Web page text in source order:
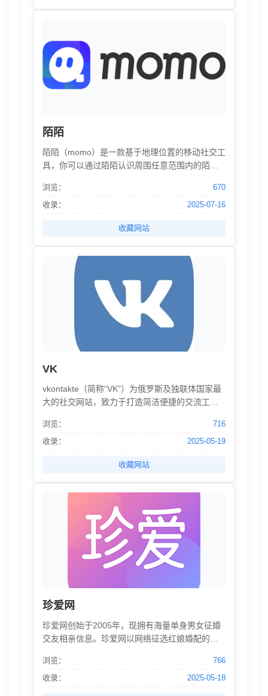
陌陌
陌陌（momo）是一款基于地理位置的移动社交工
具，你可以通过陌陌认识周围任意范围内的陌生
动。通过陌陌，你可以非常及时的将网络关系转
换为线下的真实关系。
浏览：
670
收录：
2025-07-16
收藏网站
VK
vkontakte（简称“VK”）为俄罗斯及独联体国家最
大的社交网站，致力于打造简洁便捷的交流工
浏览：
716
收录：
2025-05-19
收藏网站
珍爱网
珍爱网创始于2005年，现拥有海量单身男女征婚
交友相亲信息。珍爱网以网络征选红娘婚配的服
婚交友相亲平台。开启真爱趁现在。
浏览：
766
收录：
2025-05-18